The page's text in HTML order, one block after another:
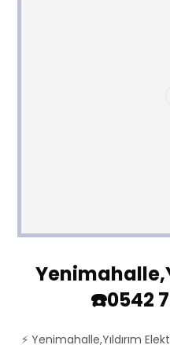
☎️0542
⚡ Yenimahalle,Yıldırım